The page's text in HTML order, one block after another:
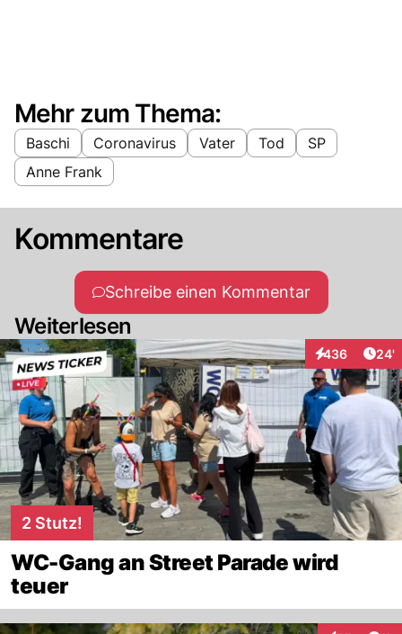
Mehr zum Thema:
Baschi Coronavirus Vater Tod
SP
Anne Frank
Kommentare
Schreibe einen Kommentar
Weiterlesen
436
Interaktionen
24'
2 Stutz!
WC-Gang an Street Parade wird
teuer